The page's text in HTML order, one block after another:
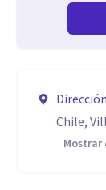
Chile,
Mostrar